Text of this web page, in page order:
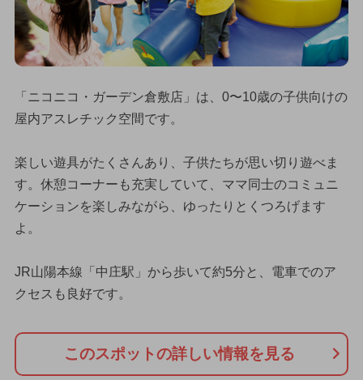
「ニコニコ・ガーデン倉敷店」は、0〜10歳の子供向けの
屋内アスレチック空間です。
楽しい遊具がたくさんあり、子供たちが思い切り遊べま
す。休憩コーナーも充実していて、ママ同士のコミュニ
ケーションを楽しみながら、ゆったりとくつろげます
よ。
JR山陽本線「中庄駅」から歩いて約5分と、電車でのア
クセスも良好です。
このスポットの詳しい情報を見る